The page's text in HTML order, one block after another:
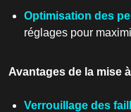
Optimisation des
réglages pour
Avantages de la mise
Verrouillage des